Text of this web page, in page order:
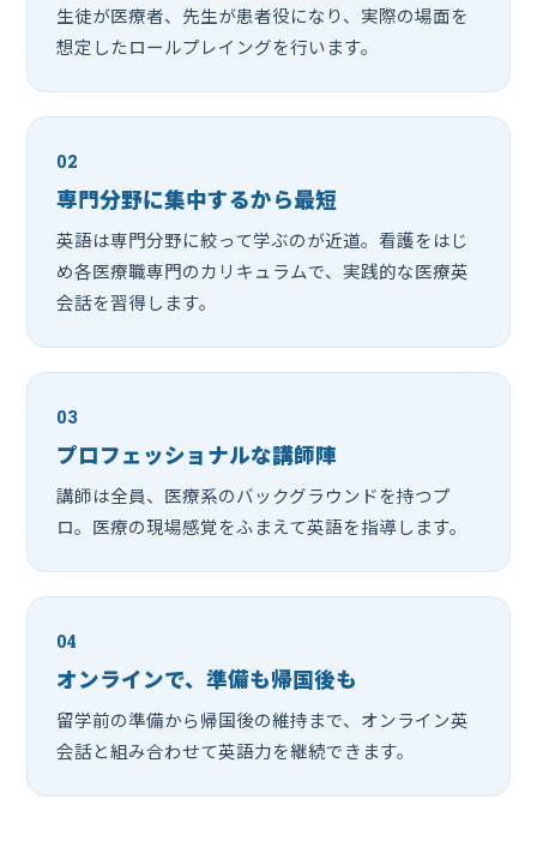
生徒が医療者、先生が患者役になり、実際の場面を
想定したロールプレイングを行います。
02
専門分野に集中するから最短
英語は専門分野に絞って学ぶのが近道。看護をはじ
め各医療職専門のカリキュラムで、実践的な医療英
会話を習得します。
03
プロフェッショナルな講師陣
講師は全員、医療系のバックグラウンドを持つプ
ロ。医療の現場感覚をふまえて英語を指導します。
04
オンラインで、準備も帰国後も
留学前の準備から帰国後の維持まで、オンライン英
会話と組み合わせて英語力を継続できます。